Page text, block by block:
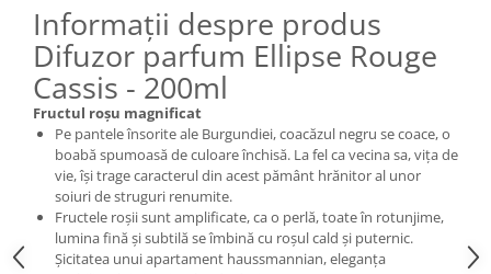
Informații despre produs
Difuzor parfum Ellipse Rouge
Cassis - 200ml
Fructul roșu magnificat
Pe pantele însorite ale Burgundiei, coacăzul negru se coace, o
boabă spumoasă de culoare închisă. La fel ca vecina sa, vița de
vie, își trage caracterul din acest pământ hrănitor al unor
soiuri de struguri renumite.
Fructele roșii sunt amplificate, ca o perlă, toate în rotunjime,
lumina fină și subtilă se îmbină cu roșul cald și puternic.
Șicitatea unui apartament haussmannian, eleganța